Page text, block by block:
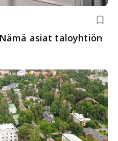
asiat taloyhtiön